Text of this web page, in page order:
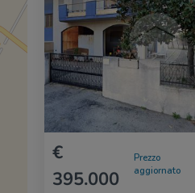
€
395.000
Prezzo
aggiornato